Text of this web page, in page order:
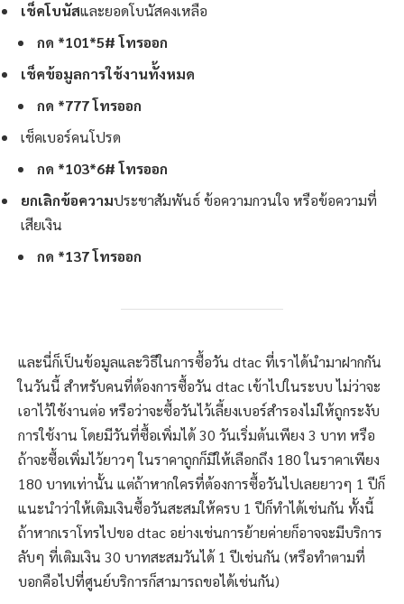
เช็คโบนัสและยอดโบนัสคงเหลือ
กด *101*5# โทรออก
เช็คข้อมูลการใช้งานทั้งหมด
กด *777 โทรออก
เช็คเบอร์คนโปรด
กด *103*6# โทรออก
ยกเลิกข้อความประชาสัมพันธ์ ข้อความกวนใจ หรือข้อความที่
เสียเงิน
กด *137 โทรออก
และนี่ก็เป็นข้อมูลและวิธีในการซื้อวัน dtac ที่เราได้นำมาฝากกัน
ในวันนี้ สำหรับคนที่ต้องการซื้อวัน dtac เข้าไปในระบบ ไม่ว่าจะ
เอาไว้ใช้งานต่อ หรือว่าจะซื้อวันไว้เลี้ยงเบอร์สำรองไม่ให้ถูกระงับ
การใช้งาน โดยมีวันที่ซื้อเพิ่มได้ 30 วันเริ่มต้นเพียง 3 บาท หรือ
ถ้าจะซื้อเพิ่มไว้ยาวๆ ในราคาถูกก็มีให้เลือกถึง 180 ในราคาเพียง
180 บาทเท่านั้น แต่ถ้าหากใครที่ต้องการซื้อวันไปเลยยาวๆ 1 ปีก็
แนะนำว่าให้เติมเงินซื้อวันสะสมให้ครบ 1 ปีก็ทำได้เช่นกัน ทั้งนี้
ถ้าหากเราโทรไปขอ dtac อย่างเช่นการย้ายค่ายก็อาจจะมีบริการ
ลับๆ ที่เติมเงิน 30 บาทสะสมวันได้ 1 ปีเช่นกัน (หรือทำตามที่
บอกคือไปที่ศูนย์บริการก็สามารถขอได้เช่นกัน)